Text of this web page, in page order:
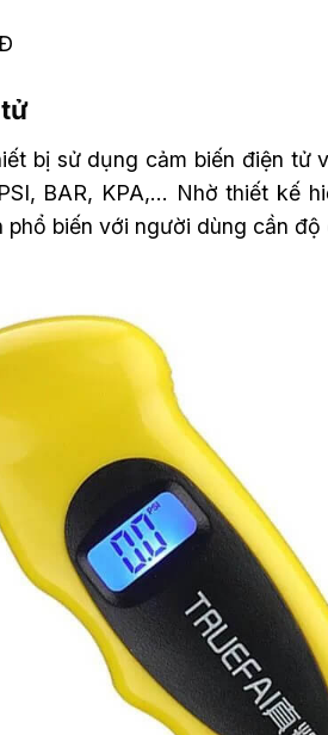
bị sử dụng cảm biến điện tử
BAR, KPA,… Nhờ thiết kế
biến với người dùng cần